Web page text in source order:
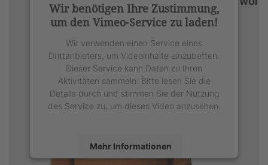
Wir benötigen Ihre Zustimmung,
um den Vimeo-Service zu laden!
Wir verwenden einen Service eines
Drittanbieters, um Videoinhalte einzubetten.
Dieser Service kann Daten zu Ihren
Aktivitäten sammeln. Bitte lesen Sie die
Details durch und stimmen Sie der Nutzung
des Service zu, um dieses Video anzusehen.
Mehr Informationen